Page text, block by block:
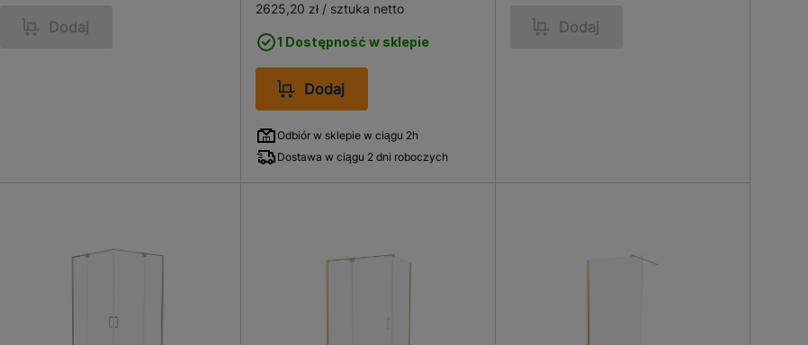
Dodaj
2625,20 zł/ sztuka netto
1 Dostępność w sklepie
Dodaj
Odbiór w sklepie w ciągu 2h
Dostawa w ciągu 2 dni roboczych
Dodaj